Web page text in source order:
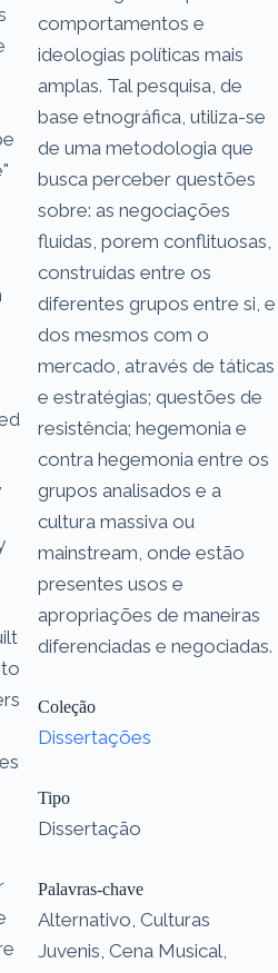
comportamentos e
ideologias políticas mais
amplas. Tal pesquisa, de
base etnográfica, utiliza-se
de uma metodologia que
busca perceber questões
sobre: as negociações
fluidas, porem conflituosas,
construídas entre os
diferentes grupos entre si, e
dos mesmos com o
mercado, através de táticas
e estratégias; questões de
resistência; hegemonia e
contra hegemonia entre os
grupos analisados e a
cultura massiva ou
mainstream, onde estão
presentes usos e
apropriações de maneiras
diferenciadas e negociadas.
Coleção
Dissertações
Tipo
Dissertação
Palavras-chave
Alternativo, Culturas
Juvenis, Cena Musical,